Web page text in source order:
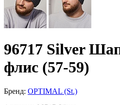
96717 Silver
флис (57-59)
Бренд: OPTIMAL (St.)